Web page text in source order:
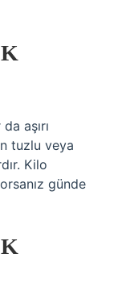
aşırı
tuzlu veya
Kilo
günde